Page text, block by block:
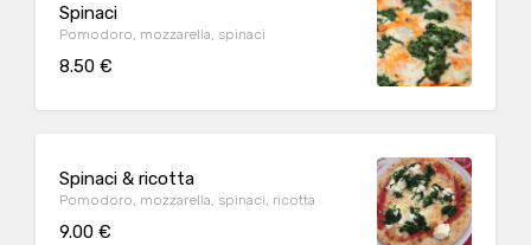
Spinaci
Pomodoro, mozzarella, spinaci
8.50 €
Spinaci & ricotta
Pomodoro, mozzarella, spinaci, ricotta
9.00 €